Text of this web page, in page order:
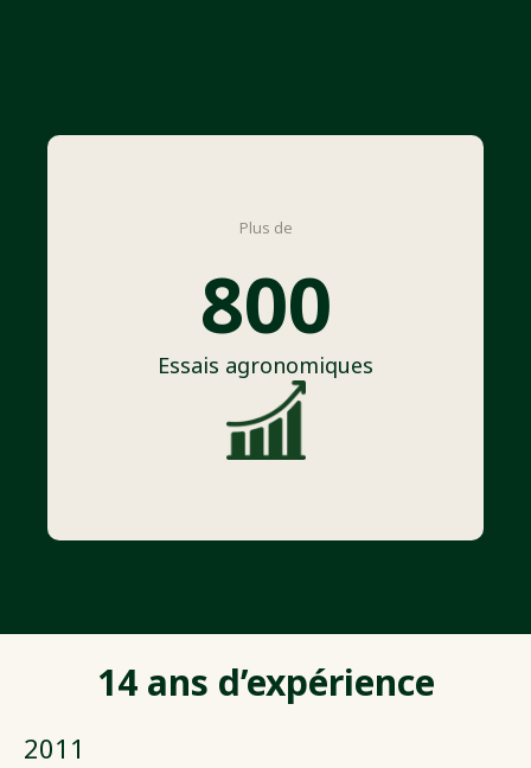
Plus de
800
Essais agronomiques
14 ans d’expérience
2011